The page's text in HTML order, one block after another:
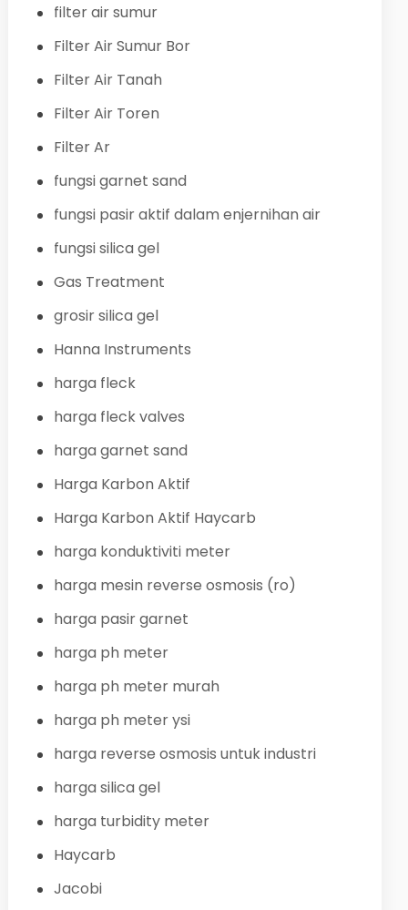
filter air sumur
Filter Air Sumur Bor
Filter Air Tanah
Filter Air Toren
Filter Ar
fungsi garnet sand
fungsi pasir aktif dalam enjernihan air
fungsi silica gel
Gas Treatment
grosir silica gel
Hanna Instruments
harga fleck
harga fleck valves
harga garnet sand
Harga Karbon Aktif
Harga Karbon Aktif Haycarb
harga konduktiviti meter
harga mesin reverse osmosis (ro)
harga pasir garnet
harga ph meter
harga ph meter murah
harga ph meter ysi
harga reverse osmosis untuk industri
harga silica gel
harga turbidity meter
Haycarb
Jacobi